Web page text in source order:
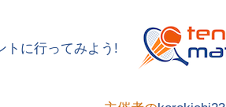
トに行ってみよう!